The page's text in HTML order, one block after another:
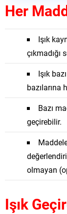
Her
Işık
çıkmadığı
Işık
bazılarına
Bazı
geçirebilir.
olmayan
Işık